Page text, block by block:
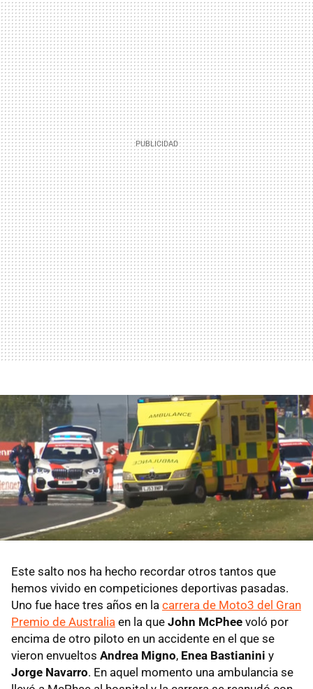
Este salto nos ha hecho recordar otros tantos que
hemos vivido en competiciones deportivas pasadas.
Uno fue hace tres años en la carrera de Moto3 del Gran
Premio de Australia en la que John McPhee voló por
encima de otro piloto en un accidente en el que se
vieron envueltos Andrea Migno, Enea Bastianini y
Jorge Navarro. En aquel momento una ambulancia se